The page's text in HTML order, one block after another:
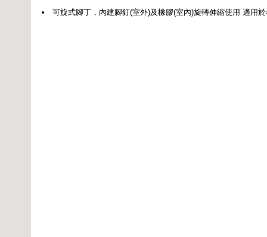
可旋式腳丁，內建腳釘(室外)及橡膠(室內)旋轉伸縮使用 適用